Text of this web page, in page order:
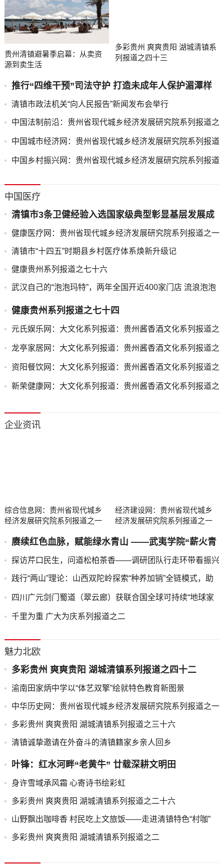
贵州清镇避暑季启幕：从卖资
源到卖生活
多彩贵州 爽爽贵阳 湖城清镇系
列报道之四十三
推行“四维干预”司法守护 打造未成年人保护湄潭样
板
清镇市政法机关“向人民报告”新闻发布会举行
中国法制前沿：贵州省现代城乡经济发展研究院系列报道之
中国城市经济网：贵州省现代城乡经济发展研究院系列报道
中国乡村振兴网：贵州省现代城乡经济发展研究院系列报道
中国医疗
清镇市3条卫健经验入选国家级典型彰显基层发展成
效
健康医疗网：贵州省现代城乡经济发展研究院系列报道之一
清镇市“十四五”时期县乡村医疗体系焕新升级记
健康贵州系列报道之七十六
武汉自己的“泡泡玛特”，两年全国开近400家门店 流浪泡泡
健康贵州系列报道之七十四
元氏娱乐网：大文化系列报道：贵州酱香酒文化系列报道之
龙亭家居网：大文化系列报道：贵州酱香酒文化系列报道之
资阳餐饮网：大文化系列报道：贵州酱香酒文化系列报道之
新荣健康网：大文化系列报道：贵州酱香酒文化系列报道之
企业资讯
综合信息网：贵州省现代城乡
经济发展研究院系列报道之一
经济建设网：贵州省现代城乡
经济发展研究院系列报道之一
赓续红色血脉，赋能绿水青山 ——武夷学院“薪火青
绿”实践团队深入金坑乡调研红绿融合发展
探访芹口民生，问道松柏茶香——调研团队行走环带看振兴
践行“两山”理论：山西双陀岭探索“种养加销”全链模式，助
四川广元剑门蜀道（翠云廊）获联合国全球可持续“地球家
千里为重 广大为庆系列报道之二
魅力北欧
多彩贵州 爽爽贵阳 湖城清镇系列报道之四十二
渝南田家炳中学以“体艺双擎”绘就特色教育新图景
中华历史网：贵州省现代城乡经济发展研究院系列报道之一
多彩贵州 爽爽贵阳 湖城清镇系列报道之三十六
清镇诚挚邀请在外奋斗的清镇籍家乡亲人回乡
叶锋：红水河畔“老黄牛” 廿载深耕文明田
身许雪域承风霜 心寄诗书绘彩虹
多彩贵州 爽爽贵阳 湖城清镇系列报道之二十六
山野飘出咖啡香 村民吃上文旅饭——走进清镇特色“村咖”
多彩贵州 爽爽贵阳 湖城清镇系列报道之二